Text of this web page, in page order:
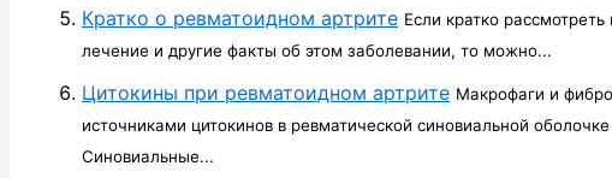
Кратко о ревматоидном артрите Если кратко
лечение и другие факты об этом заболевании, то можно...
Цитокины при ревматоидном артрите Макрофаги и
источниками цитокинов в ревматической синовиальной
Синовиальные...